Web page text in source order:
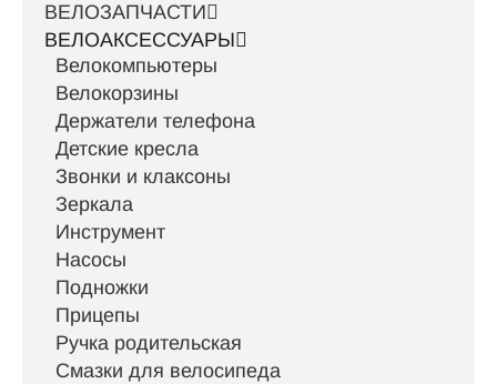
ВЕЛОЗАПЧАСТИ
ВЕЛОАКСЕССУАРЫ
Велокомпьютеры
Велокорзины
Держатели телефона
Детские кресла
Звонки и клаксоны
Зеркала
Инструмент
Насосы
Подножки
Прицепы
Ручка родительская
Смазки для велосипеда